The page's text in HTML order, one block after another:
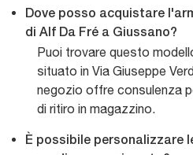
Dove posso acquistare
di Alf Da Fré a Giussano?
Puoi trovare questo
situato in Via Giuseppe
negozio offre consulenza
di ritiro in magazzino.
È possibile personalizzare